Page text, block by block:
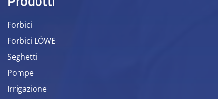
Forbici
Forbici LÖWE
Seghetti
Pompe
Irrigazione